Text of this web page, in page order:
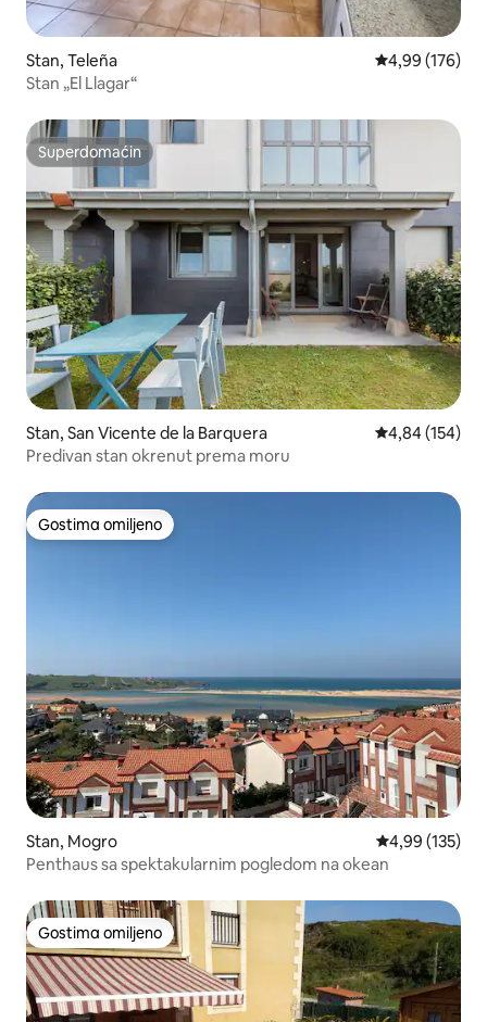
Stan, Teleña Prosečna
4,99 (176)
Stan „El Llagar“
Superdomaćin
Superdomaćin
Stan, San Vicente de la Barquera Prosečna
4,84 (154)
Predivan stan okrenut prema moru
Gostima omiljeno
Gostima omiljeno
Stan, Mogro Prosečna
4,99 (135)
Penthaus sa spektakularnim pogledom na okean
Gostima omiljeno
Gostima omiljeno